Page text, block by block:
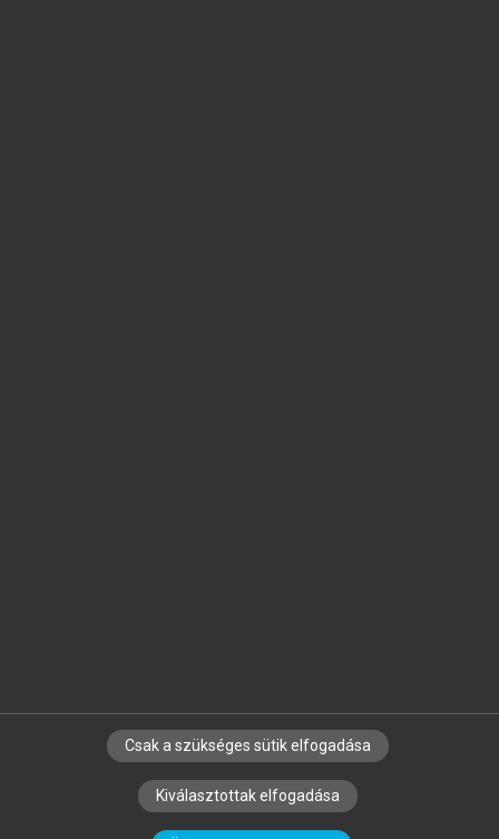
SZERZŐKNEK CÉGEKNEK KÖNYVTÁROSOKNAK
SZERKESZTÉSI ÉS LEKTORÁLÁSI ALAPELVEK
Csak a szükséges sütik elfogadása
Kiválasztottak elfogadása